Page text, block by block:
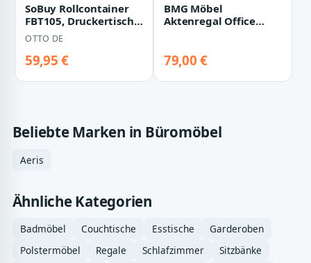
SoBuy Rollcontainer
FBT105, Druckertisch
Unterschrank
Aktenschrank Bür…
OTTO DE
59,95 €
BMG Möbel
Aktenregal Office
Bürozubehör,…
79,00 €
Beliebte Marken in Büromöbel
Aeris
Ähnliche Kategorien
Badmöbel Couchtische Esstische
Garderoben
Polstermöbel
Regale Schlafzimmer
Sitzbänke